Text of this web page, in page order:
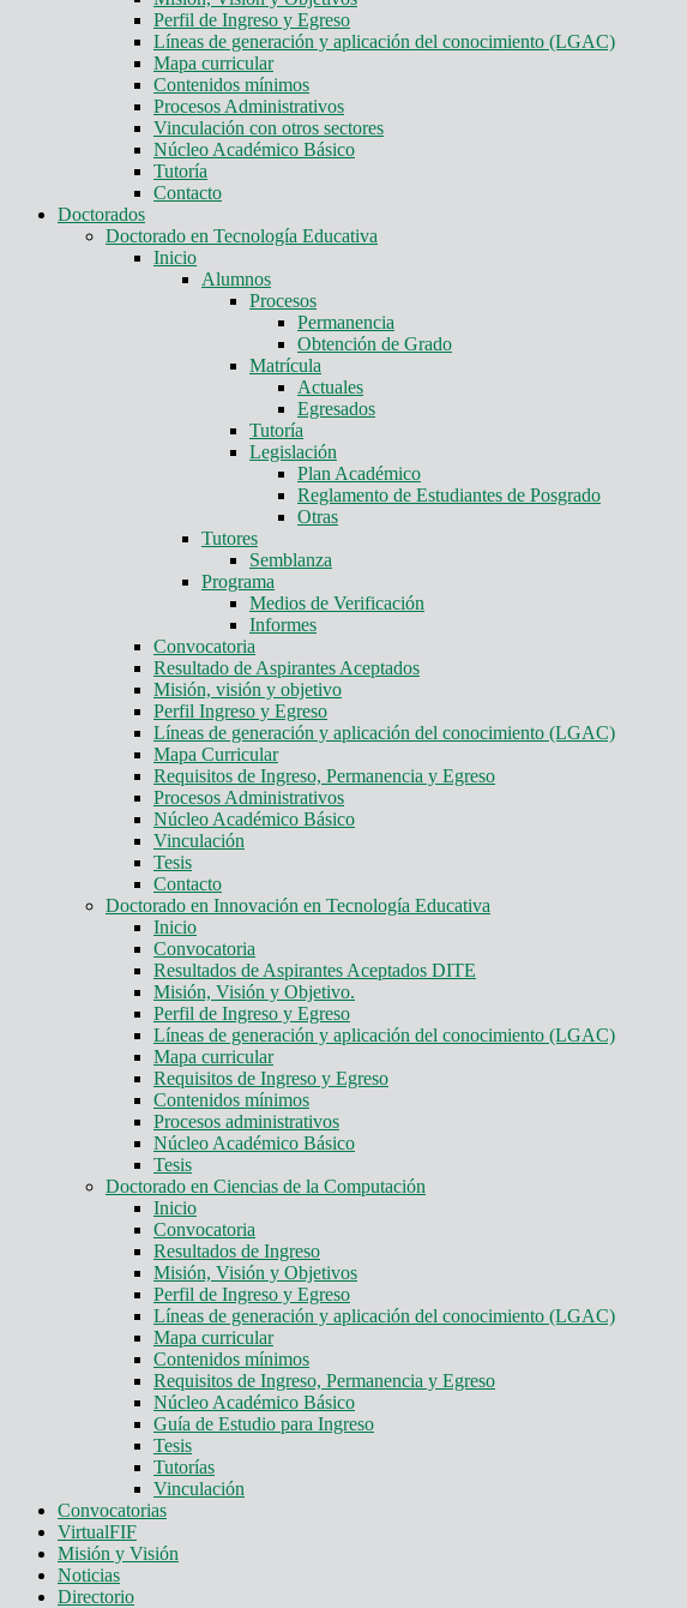
Perfil de Ingreso y Egreso
Líneas de generación y aplicación del conocimiento (LGAC)
Mapa curricular
Contenidos mínimos
Procesos Administrativos
Vinculación con otros sectores
Núcleo Académico Básico
Tutoría
Contacto
Doctorados
Doctorado en Tecnología Educativa
Inicio
Alumnos
Procesos
Permanencia
Obtención de Grado
Matrícula
Actuales
Egresados
Tutoría
Legislación
Plan Académico
Reglamento de Estudiantes de Posgrado
Otras
Tutores
Semblanza
Programa
Medios de Verificación
Informes
Convocatoria
Resultado de Aspirantes Aceptados
Misión, visión y objetivo
Perfil Ingreso y Egreso
Líneas de generación y aplicación del conocimiento (LGAC)
Mapa Curricular
Requisitos de Ingreso, Permanencia y Egreso
Procesos Administrativos
Núcleo Académico Básico
Vinculación
Tesis
Contacto
Doctorado en Innovación en Tecnología Educativa
Inicio
Convocatoria
Resultados de Aspirantes Aceptados DITE
Misión, Visión y Objetivo.
Perfil de Ingreso y Egreso
Líneas de generación y aplicación del conocimiento (LGAC)
Mapa curricular
Requisitos de Ingreso y Egreso
Contenidos mínimos
Procesos administrativos
Núcleo Académico Básico
Tesis
Doctorado en Ciencias de la Computación
Inicio
Convocatoria
Resultados de Ingreso
Misión, Visión y Objetivos
Perfil de Ingreso y Egreso
Líneas de generación y aplicación del conocimiento (LGAC)
Mapa curricular
Contenidos mínimos
Requisitos de Ingreso, Permanencia y Egreso
Núcleo Académico Básico
Guía de Estudio para Ingreso
Tesis
Tutorías
Vinculación
Convocatorias
VirtualFIF
Misión y Visión
Noticias
Directorio